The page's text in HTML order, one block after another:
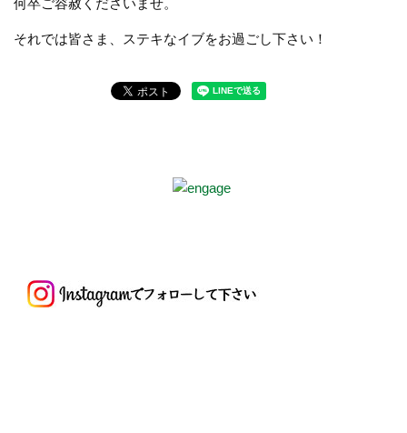
何卒ご容赦くださいませ。
それでは皆さま、ステキなイブをお過ごし下さい！